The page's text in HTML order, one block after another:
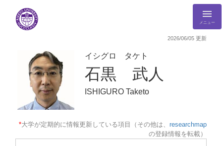
メニュー
2026/06/05 更新
イシグロ タケト
石黒 武人
ISHIGURO Taketo
*大学が定期的に情報更新している項目（その他は、 researchmap
の登録情報を転載）